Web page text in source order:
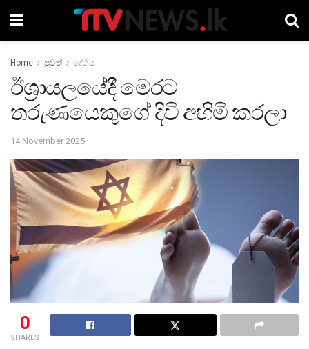
Home පුවත් දේශීය
ඊශ්‍රායලයේදී මෙරට
තරුණයෙකුගේ දිවි අහිමි කරලා
14 November 2025
0
SHARES